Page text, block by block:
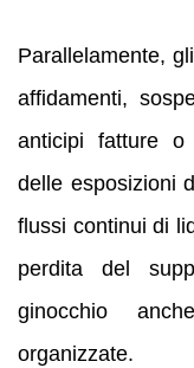
Parallelamente,
affidamenti,
anticipi fatture o
delle esposizioni
flussi continui di
perdita del
ginocchio
organizzate.